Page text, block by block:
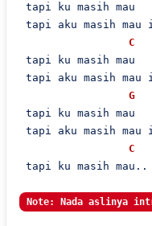
tapi ku masih mau
tapi aku masih mau
C
tapi ku masih mau
tapi aku masih mau
G
tapi ku masih mau
tapi aku masih mau
C
tapi ku masih mau..
Note: Nada aslinya